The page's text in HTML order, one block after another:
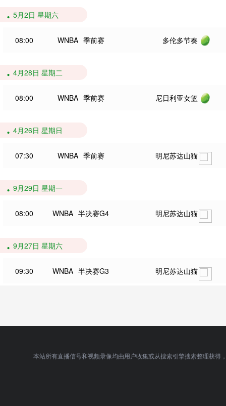
5月2日 星期六
08:00 WNBA 季前赛 多伦多节奏
4月28日 星期二
08:00 WNBA 季前赛 尼日利亚女篮
4月26日 星期日
07:30 WNBA 季前赛 明尼苏达山猫
9月29日 星期一
08:00 WNBA 半决赛G4 明尼苏达山猫
9月27日 星期六
09:30 WNBA 半决赛G3 明尼苏达山猫
本站所有直播信号和视频录像均由用户收集或从搜索引擎搜索整理获